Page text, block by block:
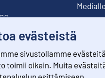
evästeistä
sivustollamme
toimii oikein. Muita
2220